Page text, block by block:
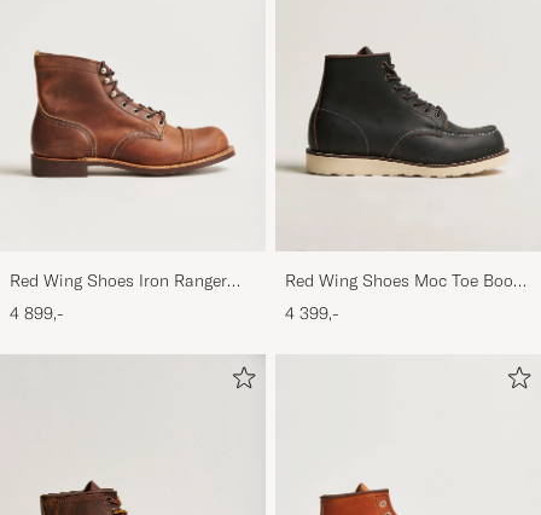
Red Wing Shoes Iron Ranger
Boot Copper Rough/Though
Leather
4 899,-
Red Wing Shoes Moc Toe Boot
Black Prairie
4 399,-